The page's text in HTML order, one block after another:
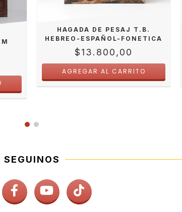
HAGADA DE PESAJ T.B.
HEBREO-ESPAÑOL-FONETICA
$13.800,00
SEGUINOS